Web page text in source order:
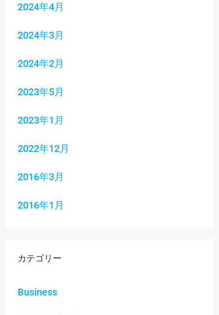
2024年4月
2024年3月
2024年2月
2023年5月
2023年1月
2022年12月
2016年3月
2016年1月
カテゴリー
Business